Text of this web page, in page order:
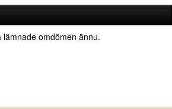
omdömen ännu.